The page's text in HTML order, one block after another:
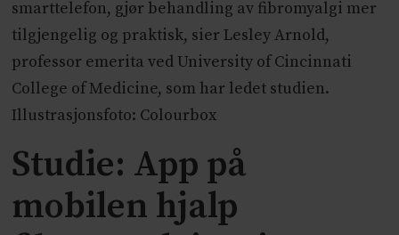
smarttelefon, gjør behandling av fibromyalgi mer
tilgjengelig og praktisk, sier Lesley Arnold,
professor emerita ved University of Cincinnati
College of Medicine, som har ledet studien.
Illustrasjonsfoto: Colourbox
Studie: App på
mobilen hjalp